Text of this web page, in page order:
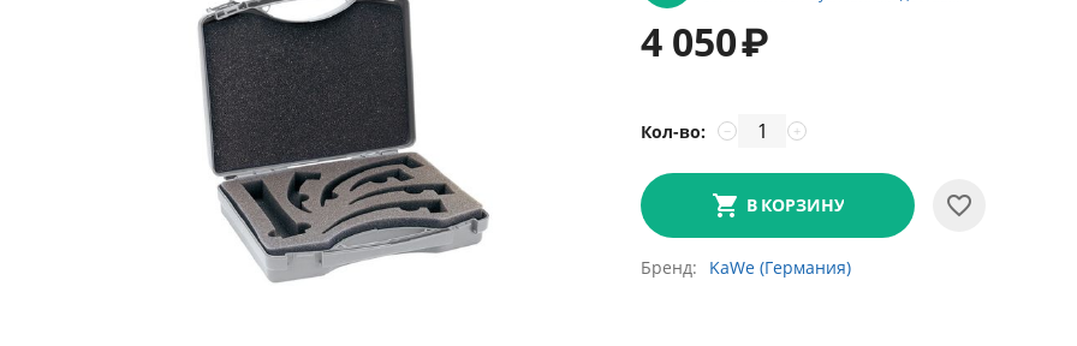
4 050₽
Кол-во: +
−
В КОРЗИНУ
Бренд KaWe (Германия)